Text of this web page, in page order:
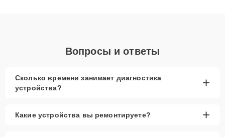
Вопросы и ответы
Сколько времени занимает диагностика
устройства?
+
Какие устройства вы ремонтируете? +